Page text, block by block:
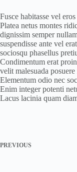
Fusce habitasse vel
Platea netus montes
dignissim semper
suspendisse ante vel
sociosqu phasellus
Condimentum erat
velit malesuada
Elementum odio nec
Enim integer potenti
Lacus lacinia quam
PREVIOUS